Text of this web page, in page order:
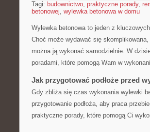
Tagi: budownictwo, praktyczne porady,
betonowej, wylewka betonowa w domu
Wylewka betonowa to jeden z
Choć może⁤ wydawać się
można⁣ ją wykonać samodzielnie. ⁢W
‍poradami, które pomogą Wam w
Jak przygotować podłoże przed
Gdy zbliża⁤ się czas​ wykonania wylewki
przygotowanie⁣ podłoża, aby praca
praktyczne porady, które pomogą Ci